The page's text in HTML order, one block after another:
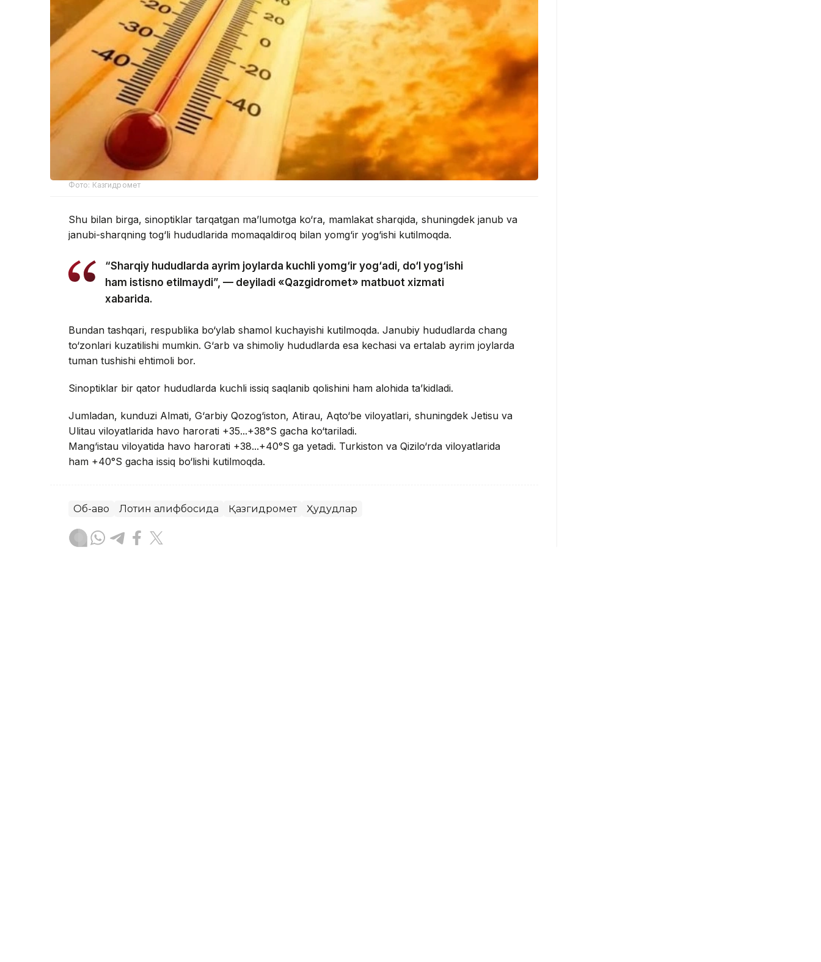
Фото: Казгидромет
Shu bilan birga, sinoptiklar tarqatgan ma’lumotga ko‘ra, mamlakat sharqida, shuningdek janub va
janubi-sharqning tog‘li hududlarida momaqaldiroq bilan yomg‘ir yog‘ishi kutilmoqda.
“Sharqiy hududlarda ayrim joylarda kuchli yomg‘ir yog‘adi, do‘l yog‘ishi
ham istisno etilmaydi”, — deyiladi «Qazgidromet» matbuot xizmati
xabarida.
Bundan tashqari, respublika bo‘ylab shamol kuchayishi kutilmoqda. Janubiy hududlarda chang
to‘zonlari kuzatilishi mumkin. G‘arb va shimoliy hududlarda esa kechasi va ertalab ayrim joylarda
tuman tushishi ehtimoli bor.
Sinoptiklar bir qator hududlarda kuchli issiq saqlanib qolishini ham alohida ta’kidladi.
Jumladan, kunduzi Almati, G‘arbiy Qozog‘iston, Atirau, Aqto‘be viloyatlari, shuningdek Jetisu va
Ulitau viloyatlarida havo harorati +35...+38°S gacha ko‘tariladi.
Mang‘istau viloyatida havo harorati +38...+40°S ga yetadi. Turkiston va Qizilo‘rda viloyatlarida
ham +40°S gacha issiq bo‘lishi kutilmoqda.
Об-ҳаво Лотин алифбосида Қазгидромет Ҳудудлар